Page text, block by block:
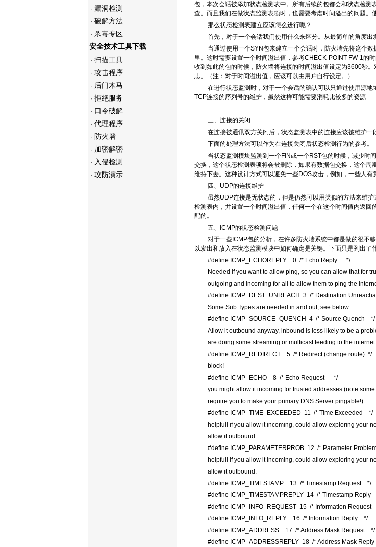
· 漏洞检测
· 破解方法
· 杀毒专区
安全技术工具下载
· 扫描工具
· 攻击程序
· 后门木马
· 拒绝服务
· 口令破解
· 代理程序
· 防火墙
· 加密解密
· 入侵检测
· 攻防演示
包，本次会话被添加状态检测表中。所有后续的包都会和状态检
查。而且我们在做状态监测表项时，也需要考虑时间溢出的问题。
那么状态检测表建立应该怎么进行呢？
首先，对于一个会话我们使用什么来区分。从最简单的角度
当通过使用一个SYN包来建立一个会话时，防火墙先将这个
里。这时需要设置一个时间溢出值，参考CHECK-POINT FW-1的
收到如此的包的时候，防火墙将连接的时间溢出值设定为3600秒
志。（注：对于时间溢出值，应该可以由用户自行设定。）
在进行状态监测时，对于一个会话的确认可以只通过使用源
TCP连接的序列号的维护，虽然这样可能需要消耗比较多的资源
三、连接的关闭
在连接被通讯双方关闭后，状态监测表中的连接应该被维护一
下面的处理方法可以作为在连接关闭后状态检测行为的参考。
当状态监测模块监测到一个FIN或一个RST包的时候，减少
交换，这个状态检测表项将会被删除，如果有数据包交换，这个
维持下去。这种设计方式可以避免一些DOS攻击，例如，一些人有
四、UDP的连接维护
虽然UDP连接是无状态的，但是仍然可以用类似的方法来维
检测表内，并设置一个时间溢出值，任何一个在这个时间值内返
配的。
五、ICMP的状态检测问题
对于一些ICMP包的分析，在许多防火墙系统中都是做的很不
以发出和放入在状态监测模块中如何确定是关键。下面只是列出
#define ICMP_ECHOREPLY 0 /* Echo Reply */
Needed if you want to allow ping, so you can allow that for
outgoing and incoming for all to allow them to ping the
#define ICMP_DEST_UNREACH 3 /* Destination
Some Sub Types are needed in and out, see below
#define ICMP_SOURCE_QUENCH 4 /* Source Quench */
Allow it outbound anyway, inbound is less likely to be a
are doing some streaming or multicast feeding to the internet.
#define ICMP_REDIRECT 5 /* Redirect (change route) */
block!
#define ICMP_ECHO 8 /* Echo Request */
you might allow it incoming for trusted addresses (note some
require you to make your primary DNS Server pingable!)
#define ICMP_TIME_EXCEEDED 11 /* Time Exceeded */
helpfull if you allow it incoming, could allow exploring your
allow it outbound.
#define ICMP_PARAMETERPROB 12 /* Parameter
helpfull if you allow it incoming, could allow exploring your
allow it outbound.
#define ICMP_TIMESTAMP 13 /* Timestamp Request */
#define ICMP_TIMESTAMPREPLY 14 /* Timestamp
#define ICMP_INFO_REQUEST 15 /* Information
#define ICMP_INFO_REPLY 16 /* Information Reply */
#define ICMP_ADDRESS 17 /* Address Mask Request */
#define ICMP_ADDRESSREPLY 18 /* Address Mask